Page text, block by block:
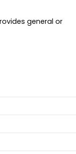
general or